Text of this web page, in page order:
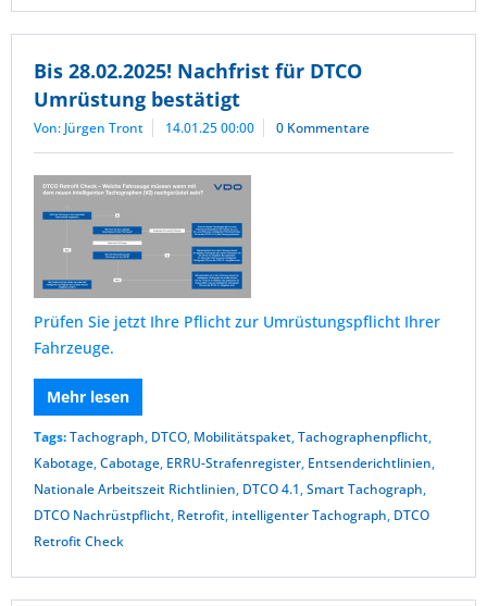
Bis 28.02.2025! Nachfrist für DTCO
Umrüstung bestätigt
Von: Jürgen Tront 14.01.25 00:00 0 Kommentare
Prüfen Sie jetzt Ihre Pflicht zur Umrüstungspflicht Ihrer
Fahrzeuge.
Mehr lesen
Tags:Tachograph, DTCO, Mobilitätspaket,Tachographenpflicht,
Kabotage,Cabotage, ERRU-Strafenregister, Entsenderichtlinien,
Nationale Arbeitszeit Richtlinien, DTCO 4.1,Smart Tachograph,
DTCO Nachrüstpflicht, Retrofit, intelligenter Tachograph, DTCO
Retrofit Check